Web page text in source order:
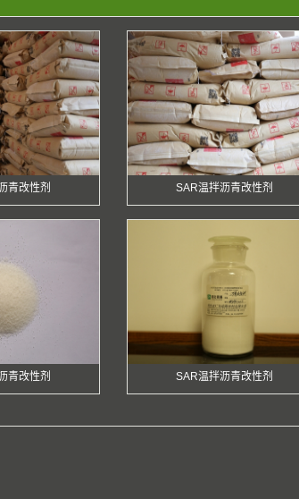
青改性剂 SAR温拌沥青改性剂
青改性剂 SAR温拌沥青改性剂